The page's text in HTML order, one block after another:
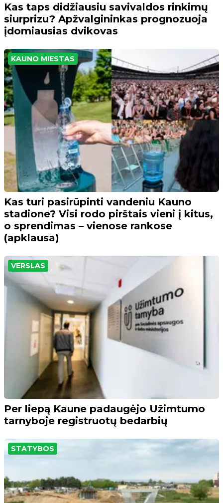
Kas taps didžiausiu savivaldos rinkimų
siurprizu? Apžvalgininkas prognozuoja
įdomiausias dvikovas
KAUNO MIESTAS
Kas turi pasirūpinti vandeniu Kauno
stadione? Visi rodo pirštais vieni į kitus,
o sprendimas – vienose rankose
(apklausa)
VERSLAS
Per liepą Kaune padaugėjo Užimtumo
tarnyboje registruotų bedarbių
STATYBOS